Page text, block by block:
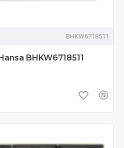
BHKW6718511
BHKW6718511